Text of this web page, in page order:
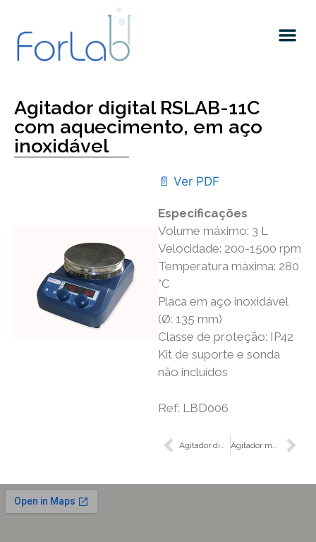
Agitador digital RSLAB-11C
com aquecimento, em aço
inoxidável
📄 Ver PDF
Especificações
Volume máximo: 3 L
Velocidade: 200-1500 rpm
Temperatura máxima: 280
°C
Placa em aço inoxidável
(Ø: 135 mm)
Classe de proteção: IP42
Kit de suporte e sonda
não incluídos
Ref: LBD006
Agitador digital RSLAB-4C com aquecimento, cerâmica. Agitador magnético analógico com aquecimento, modelo 693